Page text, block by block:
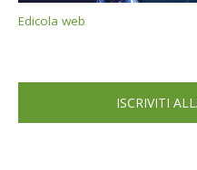
Edicola web
ISCRIVITI